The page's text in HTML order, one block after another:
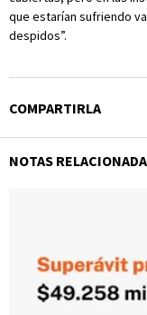
que estarían sufriendo
despidos”.
COMPARTIRLA
NOTAS